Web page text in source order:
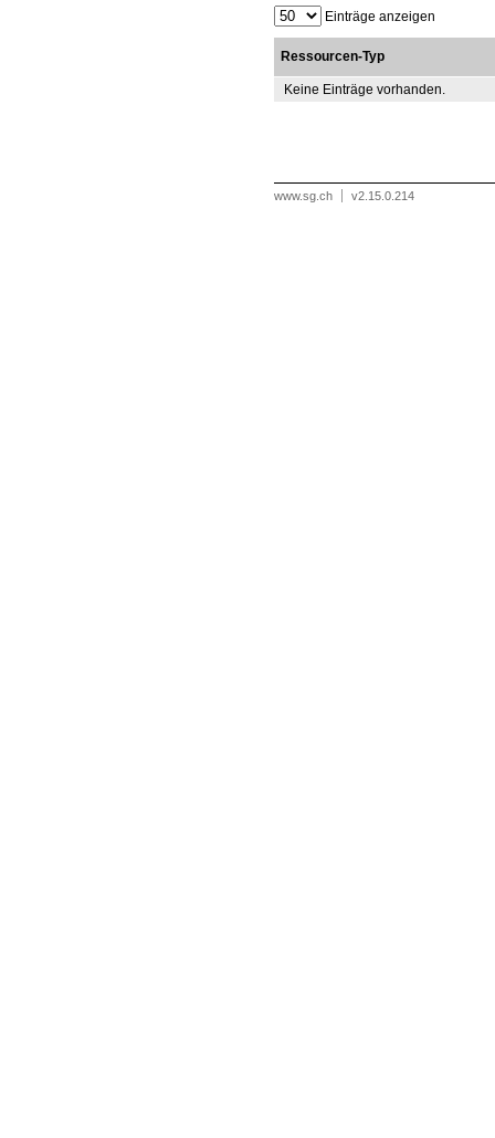
Einträge anzeigen
Ressourcen-Typ
Keine Einträge vorhanden.
www.sg.ch v2.15.0.214